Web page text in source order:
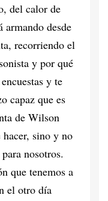
del calor de
armando desde
recorriendo el
y por qué
y te
capaz que es
de Wilson
hacer, sino y no
nosotros.
que tenemos a
el otro día